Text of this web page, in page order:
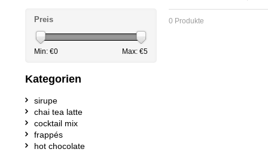
0 Produkte
Preis
Min: €0 Max: €5
Kategorien
sirupe
chai tea latte
cocktail mix
frappés
hot chocolate